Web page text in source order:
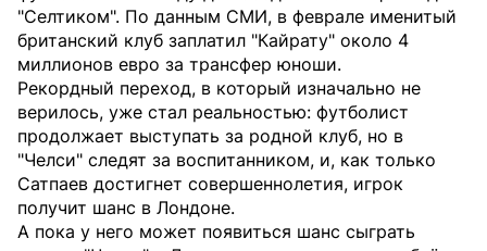
"Селтиком". По данным СМИ, в феврале именитый
британский клуб заплатил "Кайрату" около 4
миллионов евро за трансфер юноши.
Рекордный переход, в который изначально не
верилось, уже стал реальностью: футболист
продолжает выступать за родной клуб, но в
"Челси" следят за воспитанником, и, как только
Сатпаев достигнет совершеннолетия, игрок
получит шанс в Лондоне.
А пока у него может появиться шанс сыграть